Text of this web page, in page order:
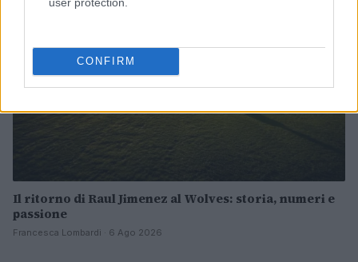
CONFIRM
Il ritorno di Raul Jimenez al Wolves: storia, numeri e
passione
Francesca Lombardi · 6 Ago 2026